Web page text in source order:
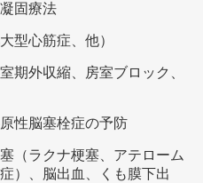
固療法
型心筋症、他）
期外収縮、房室ブロック、
性脳塞栓症の予防
（ラクナ梗塞、アテローム
）、脳出血、くも膜下出